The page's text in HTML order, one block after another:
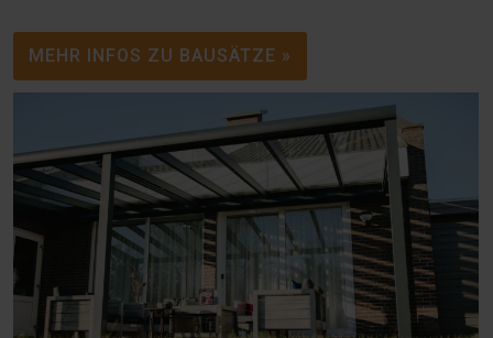
MEHR INFOS ZU BAUSÄTZE »